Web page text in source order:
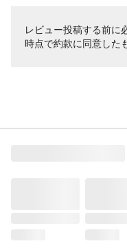
レビュー投稿する前に
時点で約款に同意した